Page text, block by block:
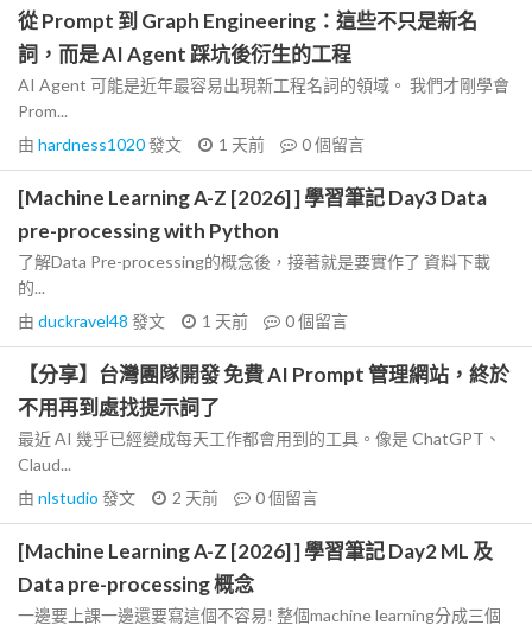
從 Prompt 到 Graph Engineering：這些不只是新名
詞，而是 AI Agent 踩坑後衍生的工程
AI Agent 可能是近年最容易出現新工程名詞的領域。 我們才剛學會
Prom...
由 hardness1020發文 1 天前 0個留言
[Machine Learning A-Z [2026] ] 學習筆記 Day3 Data
pre-processing with Python
了解Data Pre-processing的概念後，接著就是要實作了 資料下載
的...
由 duckravel48 發文 1 天前 0個留言
【分享】台灣團隊開發 免費 AI Prompt 管理網站，終於
不用再到處找提示詞了
最近 AI 幾乎已經變成每天工作都會用到的工具。像是 ChatGPT、
Claud...
由 nlstudio 發文 2 天前 0個留言
[Machine Learning A-Z [2026] ] 學習筆記 Day2 ML 及
Data pre-processing 概念
一邊要上課一邊還要寫這個不容易! 整個machine learning分成三個